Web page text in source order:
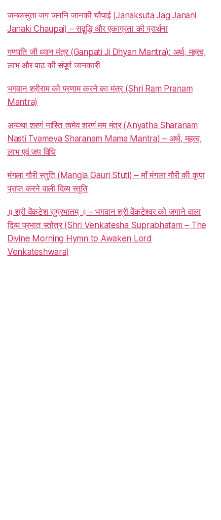
जनकसुता जग जननि जानकी चौपाई (Janaksuta Jag Janani
Janaki Chaupai) – सद्बुद्धि और एकाग्रता की प्रार्थना
गणपति जी ध्यान मंत्र (Ganpati Ji Dhyan Mantra): अर्थ, महत्व,
लाभ और पाठ की संपूर्ण जानकारी
भगवान श्रीराम को प्रणाम करने का मंत्र (Shri Ram Pranam
Mantra)
अन्यथा शरणं नास्ति त्वमेव शरणं मम मंत्र (Anyatha Sharanam
Nasti Tvameva Sharanam Mama Mantra) – अर्थ, महत्व,
लाभ एवं जप विधि
मंगला गौरी स्तुति (Mangla Gauri Stuti) – माँ मंगला गौरी की कृपा
प्राप्त करने वाली दिव्य स्तुति
॥ श्री वेंकटेश सुप्रभातम् ॥ – भगवान श्री वेंकटेश्वर को जगाने वाला
दिव्य प्रभात स्तोत्र (Shri Venkatesha Suprabhatam – The
Divine Morning Hymn to Awaken Lord
Venkateshwara)